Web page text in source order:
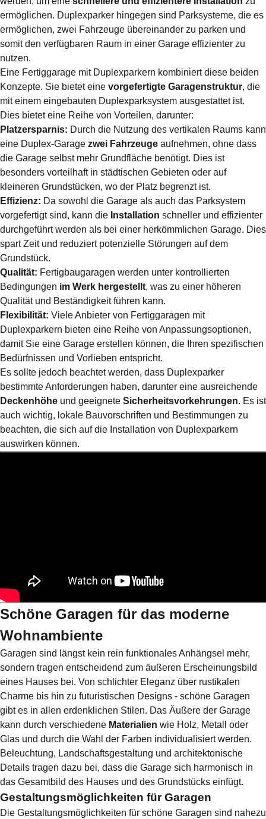
ermöglichen. Duplexparker hingegen sind Parksysteme, die es
ermöglichen, zwei Fahrzeuge übereinander zu parken und
somit den verfügbaren Raum in einer Garage effizienter zu
nutzen.
Eine Fertiggarage mit Duplexparkern kombiniert diese beiden
Konzepte. Sie bietet eine vorgefertigte Garagenstruktur, die
mit einem eingebauten Duplexparksystem ausgestattet ist.
Dies bietet eine Reihe von Vorteilen, darunter:
Platzersparnis: Durch die Nutzung des vertikalen Raums kann
eine Duplex-Garage zwei Fahrzeuge aufnehmen, ohne dass
die Garage selbst mehr Grundfläche benötigt. Dies ist
besonders vorteilhaft in städtischen Gebieten oder auf
kleineren Grundstücken, wo der Platz begrenzt ist.
Effizienz: Da sowohl die Garage als auch das Parksystem
vorgefertigt sind, kann die Installation schneller und effizienter
durchgeführt werden als bei einer herkömmlichen Garage. Dies
spart Zeit und reduziert potenzielle Störungen auf dem
Grundstück.
Qualität: Fertigbaugaragen werden unter kontrollierten
Bedingungen im Werk hergestellt, was zu einer höheren
Qualität und Beständigkeit führen kann.
Flexibilität: Viele Anbieter von Fertiggaragen mit
Duplexparkern bieten eine Reihe von Anpassungsoptionen,
damit Sie eine Garage erstellen können, die Ihren spezifischen
Bedürfnissen und Vorlieben entspricht.
Es sollte jedoch beachtet werden, dass Duplexparker
bestimmte Anforderungen haben, darunter eine ausreichende
Deckenhöhe und geeignete Sicherheitsvorkehrungen. Es ist
auch wichtig, lokale Bauvorschriften und Bestimmungen zu
beachten, die sich auf die Installation von Duplexparkern
auswirken können.
Schöne Garagen für das moderne
Wohnambiente
Garagen sind längst kein rein funktionales Anhängsel mehr,
sondern tragen entscheidend zum äußeren Erscheinungsbild
eines Hauses bei. Von schlichter Eleganz über rustikalen
Charme bis hin zu futuristischen Designs - schöne Garagen
gibt es in allen erdenklichen Stilen. Das Äußere der Garage
kann durch verschiedene Materialien wie Holz, Metall oder
Glas und durch die Wahl der Farben individualisiert werden.
Beleuchtung, Landschaftsgestaltung und architektonische
Details tragen dazu bei, dass die Garage sich harmonisch in
das Gesamtbild des Hauses und des Grundstücks einfügt.
Gestaltungsmöglichkeiten für Garagen
Die Gestaltungsmöglichkeiten für schöne Garagen sind nahezu